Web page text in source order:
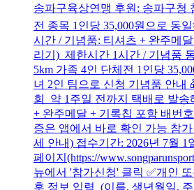
송파구육상연맹 후원: 송파구청
전 종목 1인당 35,000원으로 동
시간 / 기념품: 티셔츠 + 완주메
리기) 제한시간 1시간 / 기념품
5km 가족 4인 단체전 1인당
녀 2인 팀으로 신청 기념품 안내
회 약 1주일 전까지 택배로 발송
+ 완주메달 + 기록칩 포함 배번
증은 앱에서 바로 확인 가능 참
세 안내) 접수기간: 2026년 7월 1
페이지(https://
뉴에서 '참가신청' 클릭 ✅개인
후 정보 입력 (이름, 생년월일,